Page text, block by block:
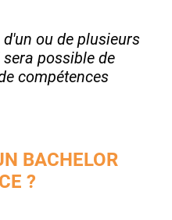
ou de plusieurs
possible de
compétences
BACHELOR
?